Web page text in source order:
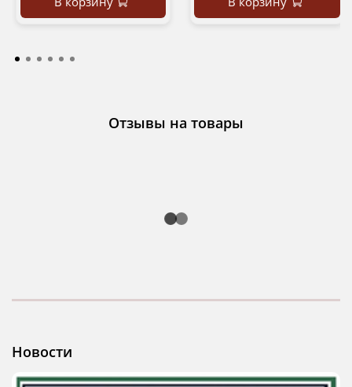
Отзывы на товары
Новости